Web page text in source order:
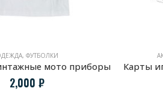
,ИГРАЛЬНЫЕ КАРТЫ
Карты игральные «Немецкая четверка»
1,900 ₽